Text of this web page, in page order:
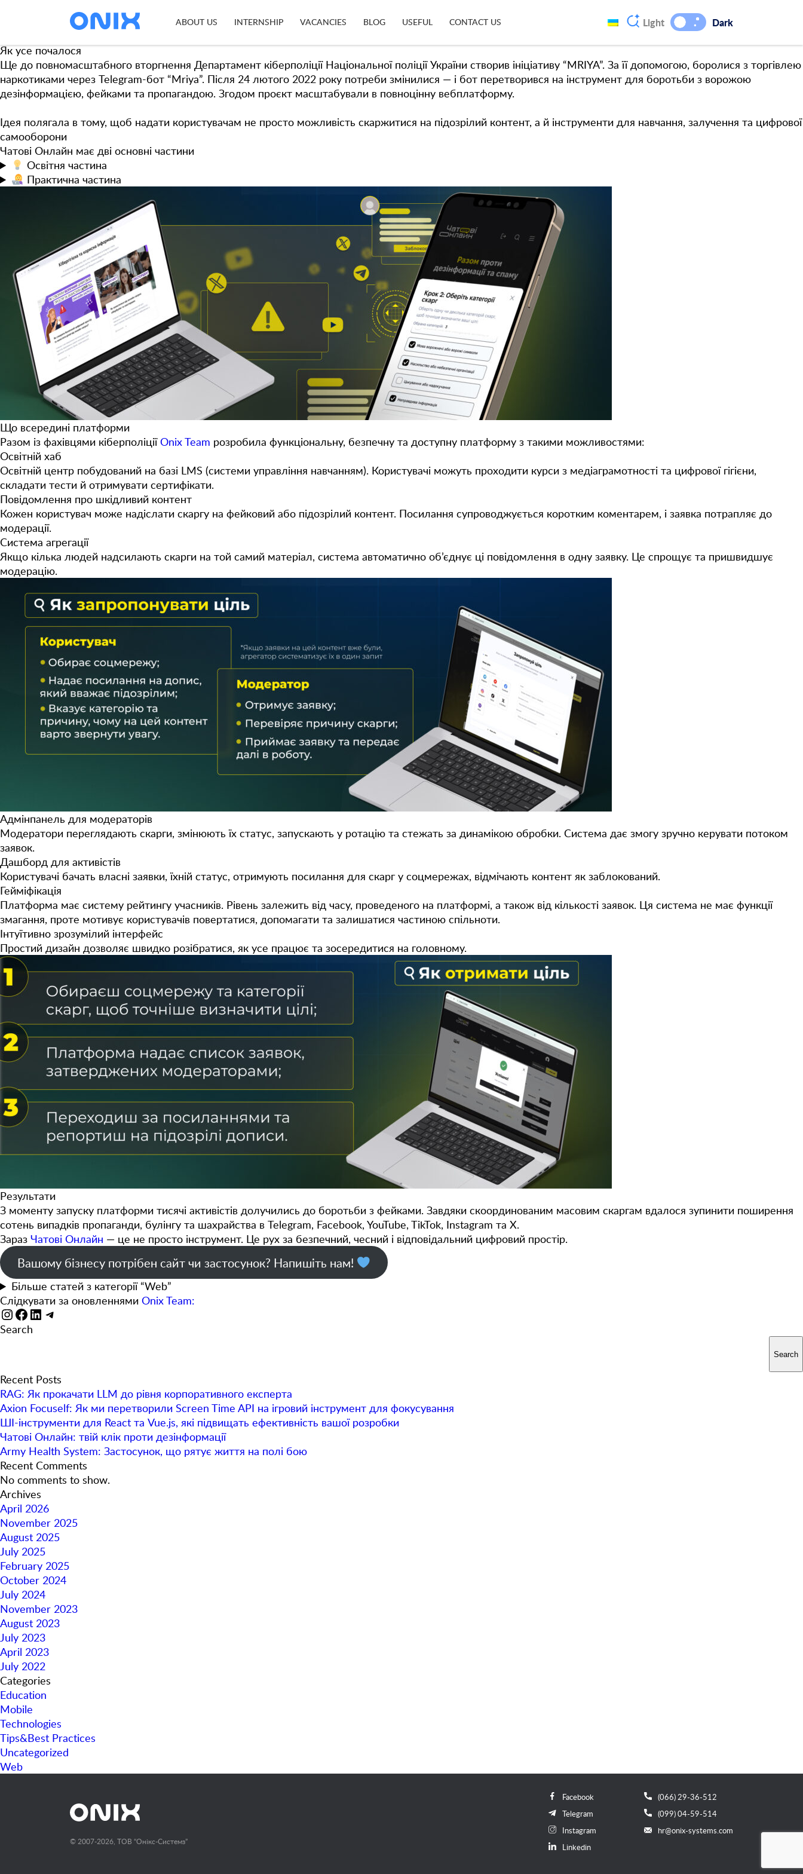
ABOUT US INTERNSHIP VACANCIES BLOG USEFUL CONTACT US Light Dark
Чатові Онлайн— платформа, яка допомагає боротися з фейками, кібербулінгом і шкідливим контентом у соцмережах. Це частина цифрової екосистеми
Як усе почалося
Ще до повномасштабного вторгнення Департамент кіберполіції Національної поліції України створив ініціативу “MRIYA”. За її допомогою, боролися з торгівлею
наркотиками через Telegram-бот “Mriya”. Після 24 лютого 2022 року потреби змінилися — і бот перетворився на інструмент для боротьби з ворожою
дезінформацією, фейками та пропагандою. Згодом проєкт масштабували в повноцінну вебплатформу.
Ідея полягала в тому, щоб надати користувачам не просто можливість скаржитися на підозрілий контент, а й інструменти для навчання, залучення та цифрової
самооборони
Чатові Онлайн має дві основні частини
Освітня частина
Практична частина
Що всередині платформи
Разом із фахівцями кіберполіціїOnix Team розробила функціональну, безпечну та доступну платформу з такими можливостями:
Освітній хаб
Освітній центр побудований на базі LMS (системи управління навчанням). Користувачі можуть проходити курси з медіаграмотності та цифрової гігієни,
складати тести й отримувати сертифікати.
Повідомлення про шкідливий контент
Кожен користувач може надіслати скаргу на фейковий або підозрілий контент. Посилання супроводжується коротким коментарем, і заявка потрапляє до
модерації.
Система агрегації
Якщо кілька людей надсилають скарги на той самий матеріал, система автоматично об’єднує ці повідомлення в одну заявку. Це спрощує та пришвидшує
модерацію.
Адмінпанель для модераторів
Модератори переглядають скарги, змінюють їх статус, запускають у ротацію та стежать за динамікою обробки. Система дає змогу зручно керувати потоком
заявок.
Дашборд для активістів
Користувачі бачать власні заявки, їхній статус, отримують посилання для скарг у соцмережах, відмічають контент як заблокований.
Гейміфікація
Платформа має систему рейтингу учасників. Рівень залежить від часу, проведеного на платформі, а також від кількості заявок. Ця система не має функції
змагання, проте мотивує користувачів повертатися, допомагати та залишатися частиною спільноти.
Інтуїтивно зрозумілий інтерфейс
Простий дизайн дозволяє швидко розібратися, як усе працює та зосередитися на головному.
Результати
З моменту запуску платформи тисячі активістів долучились до боротьби з фейками. Завдяки скоординованим масовим скаргам вдалося зупинити поширення
сотень випадків пропаганди, булінгу та шахрайства в Telegram, Facebook, YouTube, TikTok, Instagram та X.
Зараз Чатові Онлайн — це не просто інструмент. Це рух за безпечний, чесний і відповідальний цифровий простір.
Вашому бізнесу потрібен сайт чи застосунок? Напишіть нам!
Більше статей з категорії “Web”
Слідкувати за оновленнями Onix Team:
Instagram
Facebook
LinkedIn
Telegram
Search
Search
Recent Posts
RAG: Як прокачати LLM до рівня корпоративного експерта
Axion Focuself: Як ми перетворили Screen Time API на ігровий інструмент для фокусування
ШІ-інструменти для React та Vue.js, які підвищать ефективність вашої розробки
Чатові Онлайн: твій клік проти дезінформації
Army Health System: Застосунок, що рятує життя на полі бою
Recent Comments
No comments to show.
Archives
April 2026
November 2025
August 2025
July 2025
February 2025
October 2024
July 2024
November 2023
August 2023
July 2023
April 2023
July 2022
Categories
Education
Mobile
Technologies
Tips&Best Practices
Uncategorized
Web
© 2007-2026, ТОВ “Онiкс-Системз”
Facebook
Telegram
Instagram
Linkedin
(066) 29-36-512
(099) 04-59-514
hr@onix-systems.com